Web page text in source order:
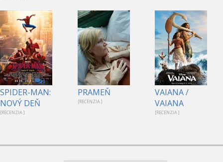
1
SPIDER-MAN:
NOVÝ DEŇ
[RECENZIA ]
PRAMEŇ
[RECENZIA ]
VAIANA /
VAIANA
[RECENZIA ]